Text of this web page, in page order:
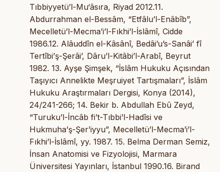
Tıbbiyyetü’l-Mu‘âsıra, Riyad 2012.11.
Abdurrahman el-Bessâm, “Etfâlu’l-Enâbîb”,
Mecelletü’l-Mecma’i’l-Fıkhi’l-İslâmî, Cidde
1986.12. Alâuddîn el-Kâsânî, Bedâi’u’s-Sanâi’ fî
Tertîbi’ş-Şerâi’, Dâru’l-Kitâbi’l-Arabî, Beyrut
1982. 13. Ayşe Şimşek, “İslâm Hukuku Açısından
Taşıyıcı Annelikte Meşruiyet Tartışmaları”, İslâm
Hukuku Araştırmaları Dergisi, Konya (2014),
24/241-266; 14. Bekir b. Abdullah Ebû Zeyd,
“Turuku’l-İncâb fi’t-Tıbbi’l-Hadîsi ve
Hukmuha’ş-Şer’iyyu”, Mecelletü’l-Mecma’i’l-
Fıkhi’l-İslâmî, yy. 1987. 15. Belma Derman Semiz,
İnsan Anatomisi ve Fizyolojisi, Marmara
Üniversitesi Yayınları, İstanbul 1990.16. Birand